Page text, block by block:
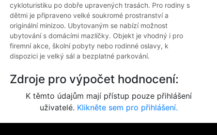
cykloturistiku po dobře upravených trasách. Pro rodiny s
dětmi je připraveno velké soukromé prostranství a
originální minizoo. Ubytovaným se nabízí možnost
ubytování s domácími mazlíčky. Objekt je vhodný i pro
firemní akce, školní pobyty nebo rodinné oslavy, k
dispozici je velký sál a bezplatné parkování.
Zdroje pro výpočet hodnocení:
K těmto údajům mají přístup pouze přihlášení
uživatelé. Klikněte sem pro přihlášení.